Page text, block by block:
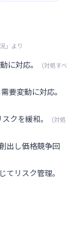
」より
に対応。 (対処すべ
要変動に対応。
クを緩和。 (対処
出し価格競争回
リスク管理。